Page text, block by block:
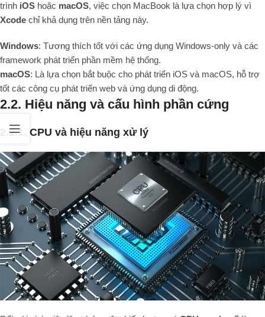
trình iOS hoặc macOS, việc chọn MacBook là lựa chọn hợp lý vì
Xcode chỉ khả dụng trên nền tảng này.
Windows: Tương thích tốt với các ứng dụng Windows-only và các
framework phát triển phần mềm hệ thống.
macOS: Là lựa chọn bắt buộc cho phát triển iOS và macOS, hỗ trợ
tốt các công cụ phát triển web và ứng dụng di động.
2.2. Hiệu năng và cấu hình phần cứng
2.2.1. CPU và hiệu năng xử lý